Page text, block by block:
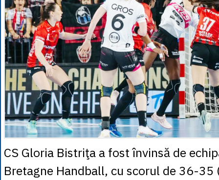
CS Gloria Bistriţa a fost învinsă de
Bretagne Handball, cu scorul de 36-